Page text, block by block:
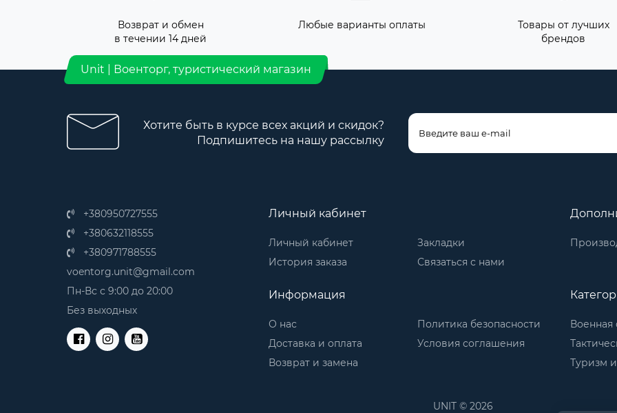
Возврат и обмен
в течении 14 дней
Любые варианты оплаты
Товары от лучших
брендов
Unit | Военторг, туристический магазин
Хотите быть в курсе всех акций и скидок?
Подпишитесь на нашу рассылку
+380950727555
+380632118555
+380971788555
voentorg.unit@gmail.com
Пн-Вс с 9:00 до 20:00
Без выходных
Личный кабинет
Личный кабинет
История заказа
Закладки
Связаться с нами
Информация
О нас
Доставка и оплата
Возврат и замена
Политика безопасности
Условия соглашения
Военная
Туризм
UNIT © 2026